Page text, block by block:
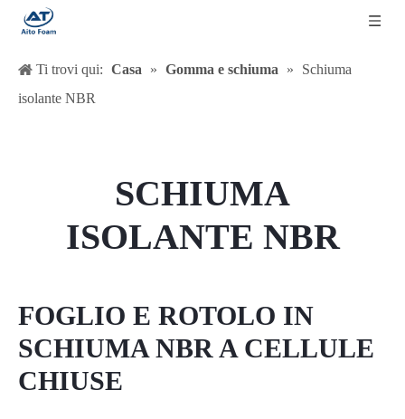
Ti trovi qui: Casa » Gomma e schiuma »
Schiuma
isolante NBR
SCHIUMA
ISOLANTE NBR
FOGLIO E ROTOLO IN
SCHIUMA NBR A CELLULE
CHIUSE